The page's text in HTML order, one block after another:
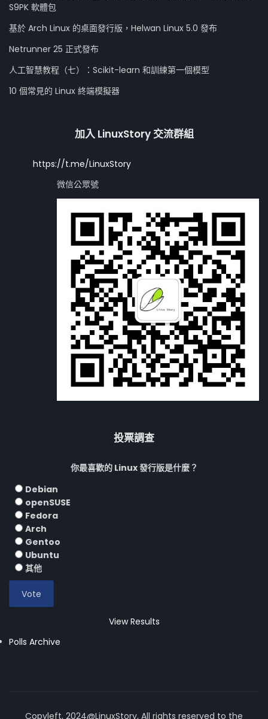
S9PK 軟體包
基於 Arch Linux 的桌面發行版，Helwan Linux 5.0 發布
Netrunner 25 正式發布
人工智慧教程（七）：Scikit-learn 和訓練第一個模型
10 個常見的 Linux 終端模擬器
加入 LinuxStory 交流群組
https://t.me/LinuxStory
微信公眾號
投票調查
你最喜歡的 Linux 發行版是什麼？
Debian
openSUSE
Fedora
Arch
Gentoo
Ubuntu
其他
View Results
Polls Archive
Copyleft, 2024@LinuxStory, All rights reserved to the